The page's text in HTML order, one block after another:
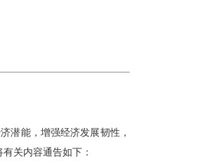
潜能，增强经济发展韧性，
关内容通告如下：